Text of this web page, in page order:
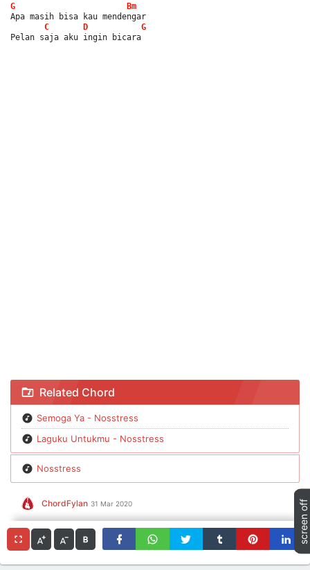
G
Bm
Apa masih bisa kau mendengar
C
D
G
Pelan saja aku ingin bicara
Chord Laguku Untukmu - Nosstress
Related Chord
Semoga Ya - Nosstress
Laguku Untukmu - Nosstress
Nosstress
ChordFylan 31 Mar 2020